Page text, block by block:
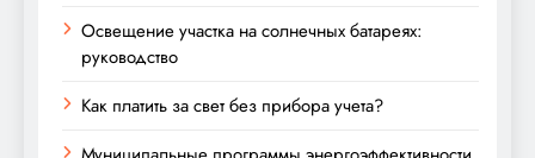
Освещение участка на солнечных батареях:
руководство
Как платить за свет без прибора учета?